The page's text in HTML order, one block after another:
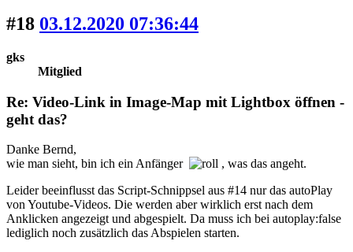
#18 03.12.2020 07:36:44
gks
Mitglied
Re: Video-Link in Image-Map mit Lightbox öffnen -
geht das?
Danke Bernd,
wie man sieht, bin ich ein Anfänger
, was das angeht.
Leider beeinflusst das Script-Schnippsel aus #14 nur das autoPlay
von Youtube-Videos. Die werden aber wirklich erst nach dem
Anklicken angezeigt und abgespielt. Da muss ich bei autoplay:false
lediglich noch zusätzlich das Abspielen starten.